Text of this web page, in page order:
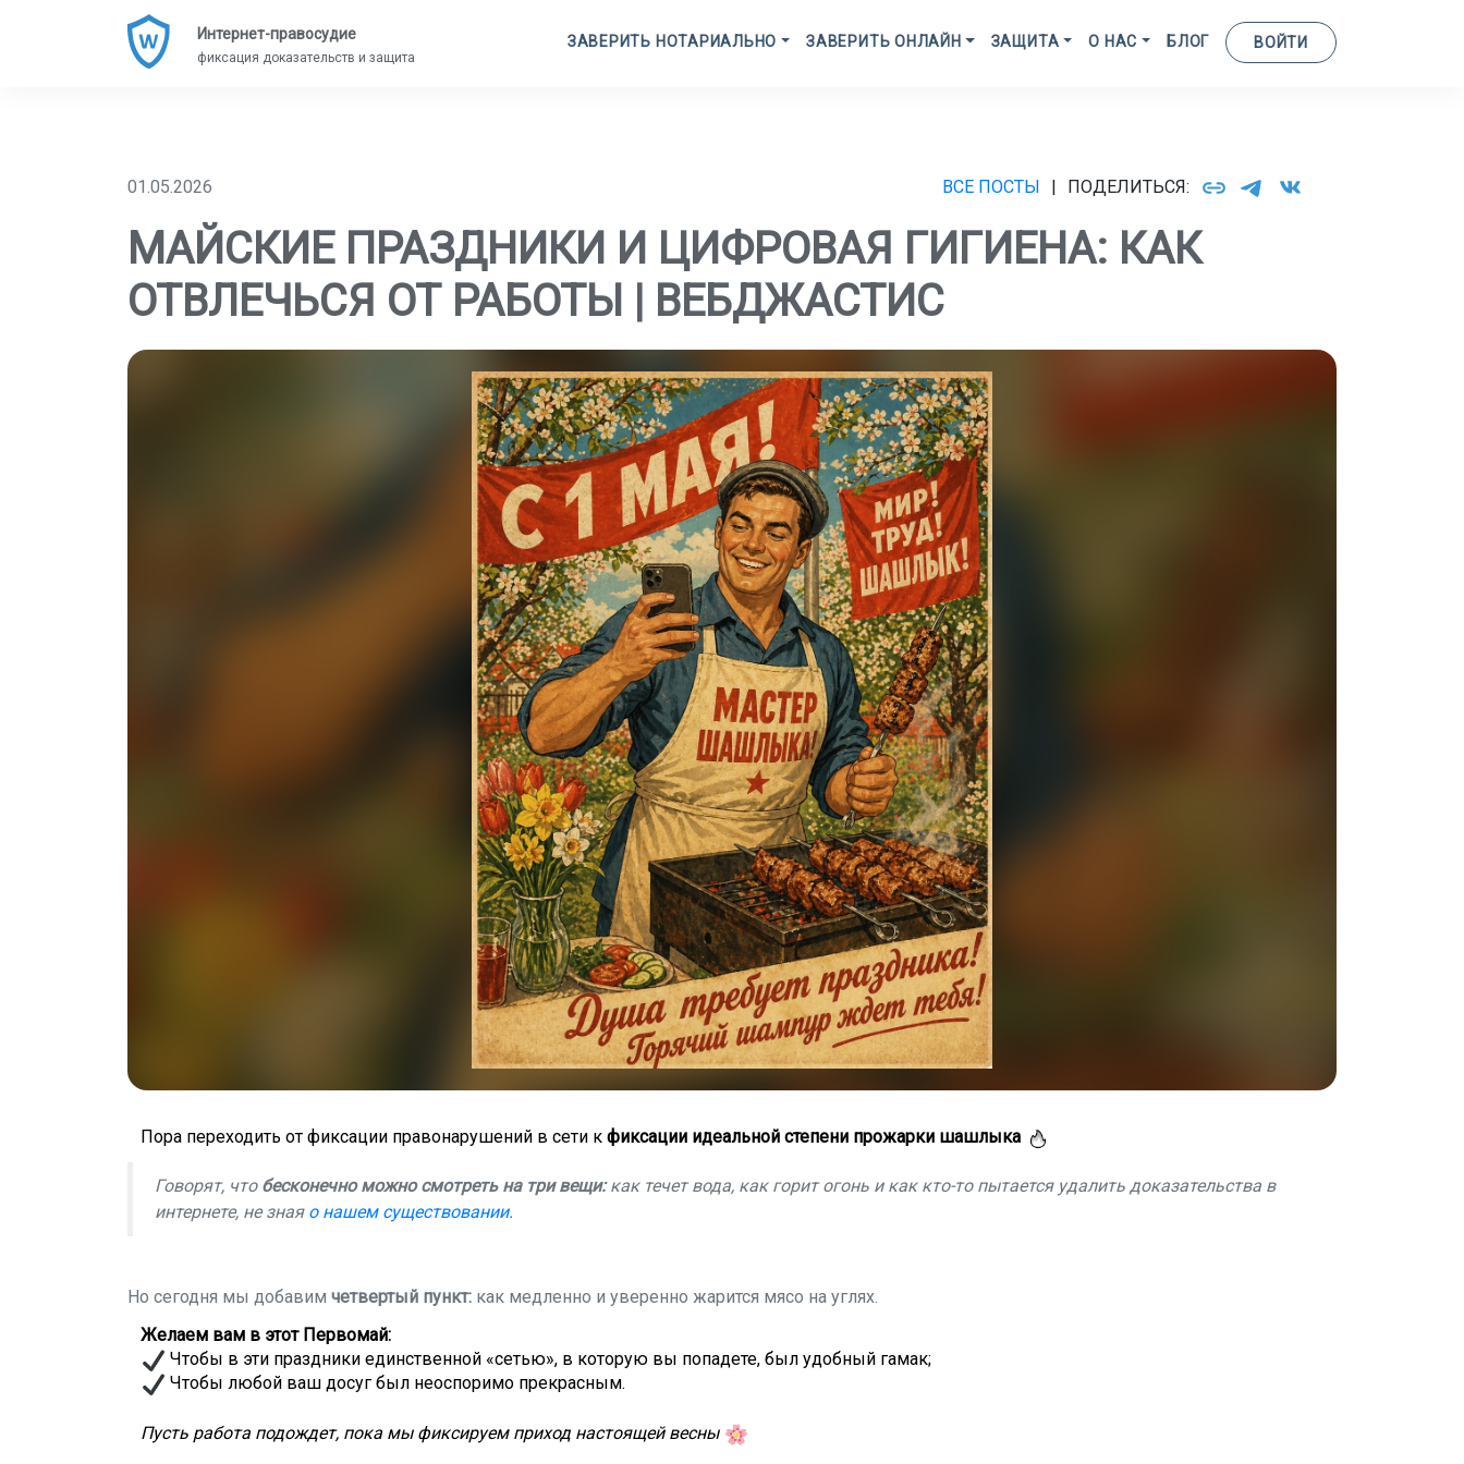
Интернет-правосудие
фиксация доказательств и защита
ЗАВЕРИТЬ НОТАРИАЛЬНО ЗАВЕРИТЬ ОНЛАЙН ЗАЩИТА О НАС БЛОГ ВОЙТИ
01.05.2026 ВСЕ ПОСТЫ | ПОДЕЛИТЬСЯ:
МАЙСКИЕ ПРАЗДНИКИ И ЦИФРОВАЯ ГИГИЕНА: КАК
ОТВЛЕЧЬСЯ ОТ РАБОТЫ | ВЕБДЖАСТИС
Пора переходить от фиксации правонарушений в сети к фиксации идеальной степени прожарки шашлыка
Говорят, что бесконечно можно смотреть на три вещи:как течет вода, как горит огонь и как кто-то пытается удалить доказательства в
интернете, не зная о нашем существовании.
Но сегодня мы добавим четвертый пункт: как медленно и уверенно жарится мясо на углях.
Желаем вам в этот Первомай:
Чтобы в эти праздники единственной «сетью», в которую вы попадете, был удобный гамак;
Чтобы любой ваш досуг был неоспоримо прекрасным.
Пусть работа подождет, пока мы фиксируем приход настоящей весны